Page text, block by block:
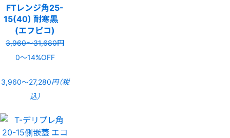
FTレンジ角25-
15(40) 耐寒黒
(エフピコ)
3,960〜31,680円
0〜14%OFF
3,960〜27,280円（税
込）